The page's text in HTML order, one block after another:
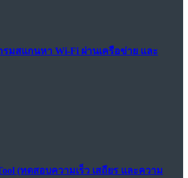
รมสแกนหา Wi-Fi ผ่านเครือข่าย และ
(ทดสอบความเร็ว เสถียร และความ